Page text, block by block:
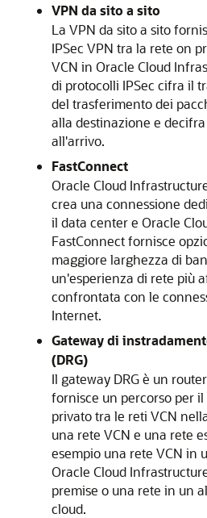
VPN da sito a sito
La VPN da sito a sito
IPSec VPN tra la rete on
VCN in Oracle Cloud
di protocolli IPSec cifra il
del trasferimento dei
alla destinazione e
all'arrivo.
FastConnect
Oracle Cloud
crea una connessione
il data center e Oracle
FastConnect fornisce
maggiore larghezza di
un'esperienza di rete più
confrontata con le
Internet.
Gateway di
(DRG)
Il gateway DRG è un
fornisce un percorso per
privato tra le reti VCN
una rete VCN e una rete
esempio una rete VCN in
Oracle Cloud
premise o una rete in un
cloud.